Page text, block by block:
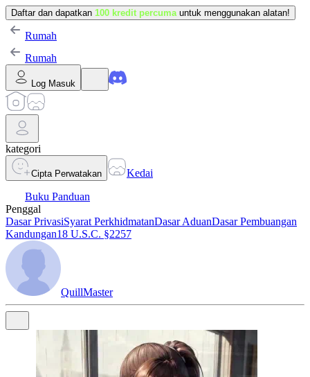
Daftar dan dapatkan 100 kredit percuma untuk menggunakan alatan!
Rumah
Rumah
Log Masuk
kategori
Cipta Perwatakan
Kedai
Buku Panduan
Penggal
Dasar PrivasiSyarat PerkhidmatanDasar AduanDasar Pembuangan
Kandungan18 U.S.C. §2257
QuillMaster